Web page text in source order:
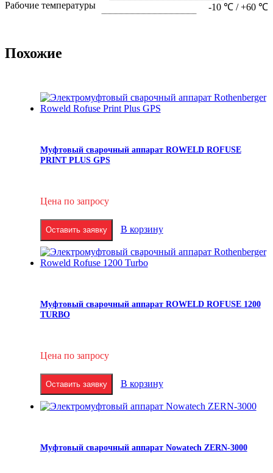
Рабочие температуры
-10 ℃ / +60 ℃
Похожие
Муфтовый сварочный аппарат ROWELD ROFUSE
PRINT PLUS GPS
Цена по запросу
Оставить заявку В корзину
Муфтовый сварочный аппарат ROWELD ROFUSE 1200
TURBO
Цена по запросу
Оставить заявку В корзину
Муфтовый сварочный аппарат Nowatech ZERN-3000